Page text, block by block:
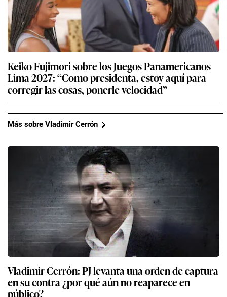
Keiko Fujimori sobre los Juegos Panamericanos
Lima 2027: “Como presidenta, estoy aquí para
corregir las cosas, ponerle velocidad”
Más sobre Vladimir Cerrón
Vladimir Cerrón: PJ levanta una orden de captura
en su contra ¿por qué aún no reaparece en
público?